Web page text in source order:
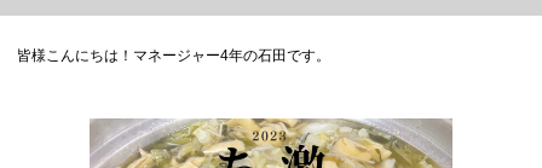
皆様こんにちは！マネージャー4年の石田です。